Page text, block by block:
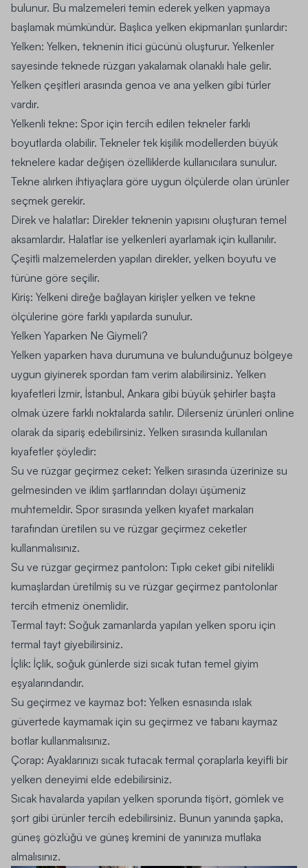
bulunur. Bu malzemeleri temin ederek yelken yapmaya
başlamak mümkündür. Başlıca yelken ekipmanları şunlardır:
Yelken: Yelken, teknenin itici gücünü oluşturur. Yelkenler
sayesinde teknede rüzgarı yakalamak olanaklı hale gelir.
Yelken çeşitleri arasında genoa ve ana yelken gibi türler
vardır.
Yelkenli tekne: Spor için tercih edilen tekneler farklı
boyutlarda olabilir. Tekneler tek kişilik modellerden büyük
teknelere kadar değişen özelliklerde kullanıcılara sunulur.
Tekne alırken ihtiyaçlara göre uygun ölçülerde olan ürünler
seçmek gerekir.
Direk ve halatlar: Direkler teknenin yapısını oluşturan temel
aksamlardır. Halatlar ise yelkenleri ayarlamak için kullanılır.
Çeşitli malzemelerden yapılan direkler, yelken boyutu ve
türüne göre seçilir.
Kiriş: Yelkeni direğe bağlayan kirişler yelken ve tekne
ölçülerine göre farklı yapılarda sunulur.
Yelken Yaparken Ne Giymeli?
Yelken yaparken hava durumuna ve bulunduğunuz bölgeye
uygun giyinerek spordan tam verim alabilirsiniz. Yelken
kıyafetleri İzmir, İstanbul, Ankara gibi büyük şehirler başta
olmak üzere farklı noktalarda satılır. Dilerseniz ürünleri online
olarak da sipariş edebilirsiniz. Yelken sırasında kullanılan
kıyafetler şöyledir:
Su ve rüzgar geçirmez ceket: Yelken sırasında üzerinize su
gelmesinden ve iklim şartlarından dolayı üşümeniz
muhtemeldir. Spor sırasında yelken kıyafet markaları
tarafından üretilen su ve rüzgar geçirmez ceketler
kullanmalısınız.
Su ve rüzgar geçirmez pantolon: Tıpkı ceket gibi nitelikli
kumaşlardan üretilmiş su ve rüzgar geçirmez pantolonlar
tercih etmeniz önemlidir.
Termal tayt: Soğuk zamanlarda yapılan yelken sporu için
termal tayt giyebilirsiniz.
İçlik: İçlik, soğuk günlerde sizi sıcak tutan temel giyim
eşyalarındandır.
Su geçirmez ve kaymaz bot: Yelken esnasında ıslak
güvertede kaymamak için su geçirmez ve tabanı kaymaz
botlar kullanmalısınız.
Çorap: Ayaklarınızı sıcak tutacak termal çoraplarla keyifli bir
yelken deneyimi elde edebilirsiniz.
Sıcak havalarda yapılan yelken sporunda tişört, gömlek ve
şort gibi ürünler tercih edebilirsiniz. Bunun yanında şapka,
güneş gözlüğü ve güneş kremini de yanınıza mutlaka
almalısınız.